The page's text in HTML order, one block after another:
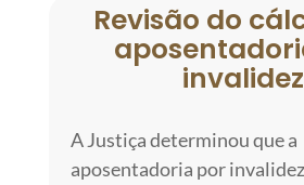
Revisão do
invalidez
A Justiça determinou que a
aposentadoria por